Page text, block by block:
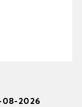
2026